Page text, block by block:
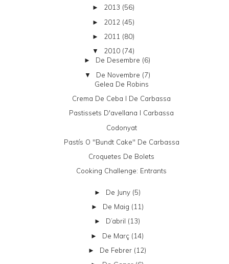
► 2013 (56)
► 2012 (45)
► 2011 (80)
▼ 2010 (74)
► De Desembre (6)
▼ De Novembre (7)
Gelea De Robins
Crema De Ceba I De Carbassa
Pastissets D'avellana I Carbassa
Codonyat
Pastís O "bundt Cake" De Carbassa
Croquetes De Bolets
Cooking Challenge: Entrants
► De Juny (5)
► De Maig (11)
► D’abril (13)
► De Març (14)
► De Febrer (12)